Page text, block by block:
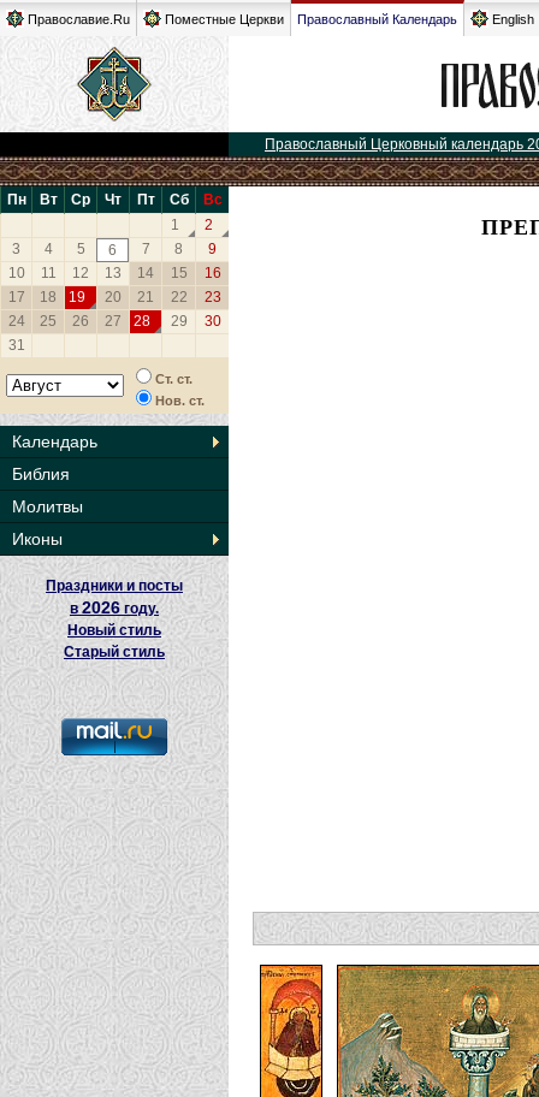
Православие.Ru Поместные Церкви Православный Календарь English
Православный Церковный календарь
Пн Вт Ср Чт Пт Сб
Вс
1
2
3
4 5 6 7 8
9
10
11 12 13 14 15
16
17
18 19 20 21 22
23
24
25 26 27 28 29
30
31
Ст. ст.
Нов. ст.
Календарь
Библия
Молитвы
Иконы
Праздники и посты
в2026 году.
Новый стиль
Старый стиль